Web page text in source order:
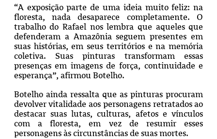
“A exposição parte de uma ideia muito feliz: na
floresta, nada desaparece completamente. O
trabalho do Rafael nos lembra que aqueles que
defenderam a Amazônia seguem presentes em
suas histórias, em seus territórios e na memória
coletiva. Suas pinturas transformam essas
presenças em imagens de força, continuidade e
esperança”, afirmou Botelho.
Botelho ainda ressalta que as pinturas procuram
devolver vitalidade aos personagens retratados ao
destacar suas lutas, culturas, afetos e vínculos
com a floresta, em vez de resumir esses
personagens às circunstâncias de suas mortes.